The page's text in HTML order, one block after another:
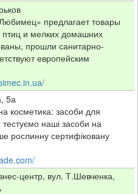
предлагает товары
птиц и мелких домашних
прошли санитарно-
европейским
5а
косметика: засоби для
наші засоби на
рослинну сертифіковану
центр, вул. Т.Шевченка,